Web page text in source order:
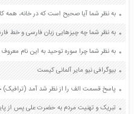
به نظر شما چه چیزهایی زبان فارسی و خط فارسی را
به نظر شما چرا سوره توحید به این نام معروف است صفحه 11
بیوگرافی نیو مایر آلمانی کیست